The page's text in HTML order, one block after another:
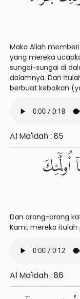
Maka Allah
yang mereka
sungai-sungai di
dalamnya. Dan
berbuat kebaikan
Al Ma'idah : 85
أُو۟لَٰٓئِكَ
Dan orang-orang
Kami, mereka
Al Ma'idah : 86